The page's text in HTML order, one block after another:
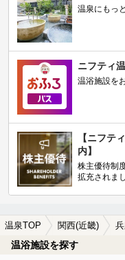
温泉にもっ
ニフティ
温浴施設を
【ニフテ
内】
株主優待制
拡充されま
温泉TOP 関西(近畿)
温浴施設を探す